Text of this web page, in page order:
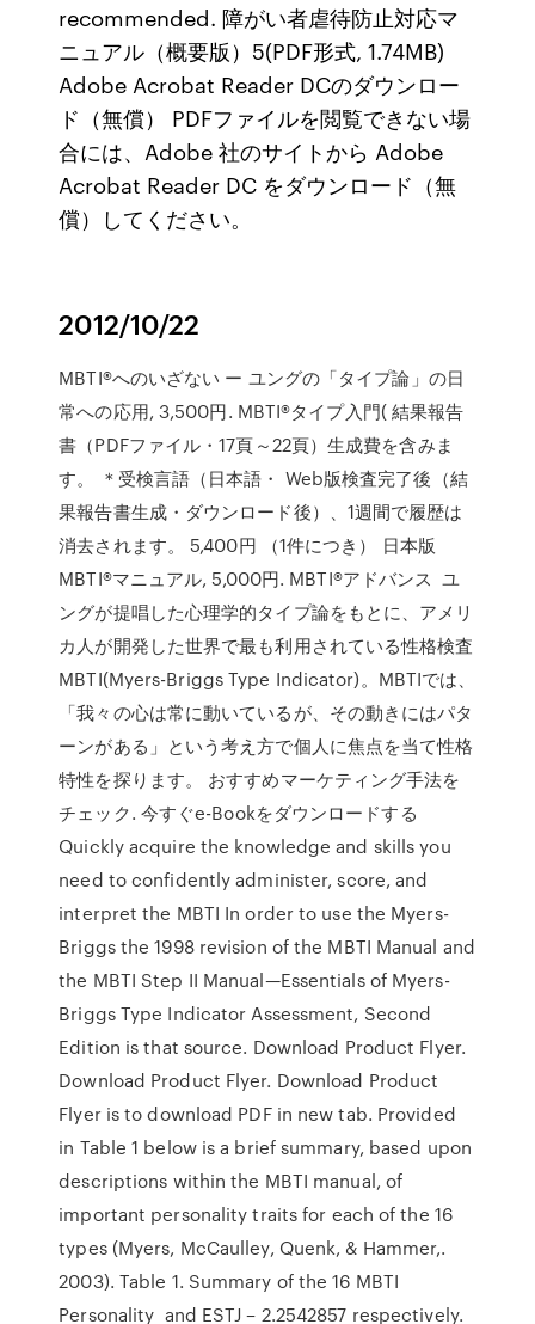
recommended. 障がい者虐待防止対応マ
ニュアル（概要版）5(PDF形式, 1.74MB)
Adobe Acrobat Reader DCのダウンロー
ド（無償） PDFファイルを閲覧できない場
合には、Adobe 社のサイトから Adobe
Acrobat Reader DC をダウンロード（無
償）してください。
2012/10/22
MBTI®へのいざない ー ユングの「タイプ論」の日
常への応用, 3,500円. MBTI®タイプ入門( 結果報告
書（PDFファイル・17頁～22頁）生成費を含みま
す。 ＊受検言語（日本語・ Web版検査完了後（結
果報告書生成・ダウンロード後）、1週間で履歴は
消去されます。 5,400円 （1件につき） 日本版
MBTI®マニュアル, 5,000円. MBTI®アドバンス ユ
ングが提唱した心理学的タイプ論をもとに、アメリ
カ人が開発した世界で最も利用されている性格検査
MBTI(Myers-Briggs Type Indicator)。MBTIでは、
「我々の心は常に動いているが、その動きにはパタ
ーンがある」という考え方で個人に焦点を当て性格
特性を探ります。 おすすめマーケティング手法を
チェック. 今すぐe-Bookをダウンロードする
Quickly acquire the knowledge and skills you
need to confidently administer, score, and
interpret the MBTI In order to use the Myers-
Briggs the 1998 revision of the MBTI Manual and
the MBTI Step II Manual—Essentials of Myers-
Briggs Type Indicator Assessment, Second
Edition is that source. Download Product Flyer.
Download Product Flyer. Download Product
Flyer is to download PDF in new tab. Provided
in Table 1 below is a brief summary, based upon
descriptions within the MBTI manual, of
important personality traits for each of the 16
types (Myers, McCaulley, Quenk, & Hammer,.
2003). Table 1. Summary of the 16 MBTI
Personality and ESTJ – 2.2542857 respectively.